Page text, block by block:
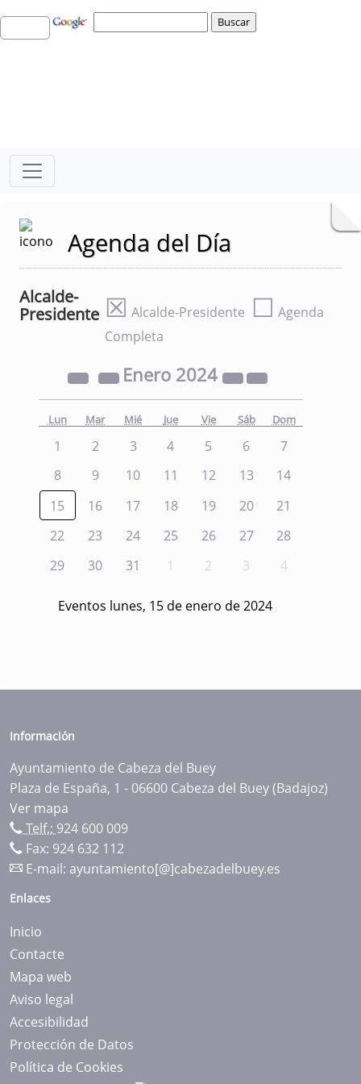
Agenda del Día
Alcalde-
Presidente ☒ Alcalde-Presidente ☐ Agenda
Completa
Enero 2024
Lun Mar Mié Jue Vie Sáb Dom
1 2 3 4 5 6
7
8
9 10 11 12 13
14
15
16 17 18 19 20
21
22
23 24 25 26 27
28
29
30 31 1 2 3 4
Eventos lunes, 15 de enero de 2024
Información
Ayuntamiento de Cabeza del Buey
Plaza de España, 1 - 06600 Cabeza del Buey (Badajoz)
Ver mapa
Telf.: 924 600 009
Fax: 924 632 112
E-mail: ayuntamiento[@]cabezadelbuey.es
Enlaces
Inicio
Contacte
Mapa web
Aviso legal
Accesibilidad
Protección de Datos
Política de Cookies